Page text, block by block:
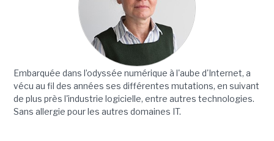
Embarquée dans l’odyssée numérique à l'aube d'Internet, a
vécu au fil des années ses différentes mutations, en suivant
de plus près l'industrie logicielle, entre autres technologies.
Sans allergie pour les autres domaines IT.